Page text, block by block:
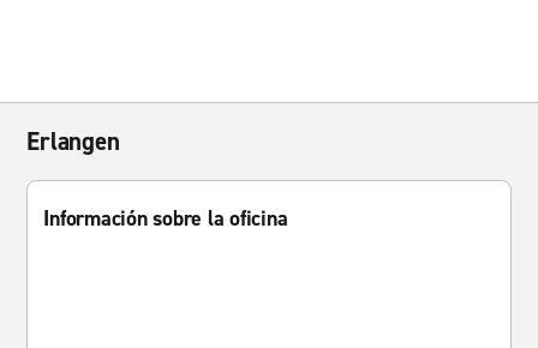
Erlangen
Información sobre la oficina